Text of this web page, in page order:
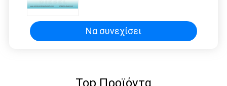
Να συνεχίσει
Top Προϊόντα